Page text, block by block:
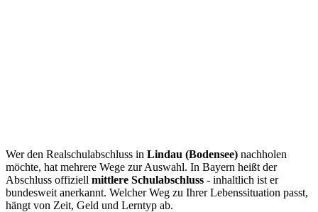
Wer den Realschulabschluss in Lindau (Bodensee) nachholen
möchte, hat mehrere Wege zur Auswahl. In Bayern heißt der
Abschluss offiziell mittlere Schulabschluss - inhaltlich ist er
bundesweit anerkannt. Welcher Weg zu Ihrer Lebenssituation passt,
hängt von Zeit, Geld und Lerntyp ab.